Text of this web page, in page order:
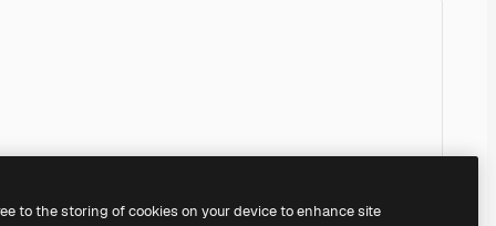
to the storing of cookies on your device to enhance site